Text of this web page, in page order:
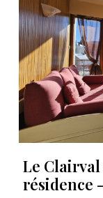
Le
résidence